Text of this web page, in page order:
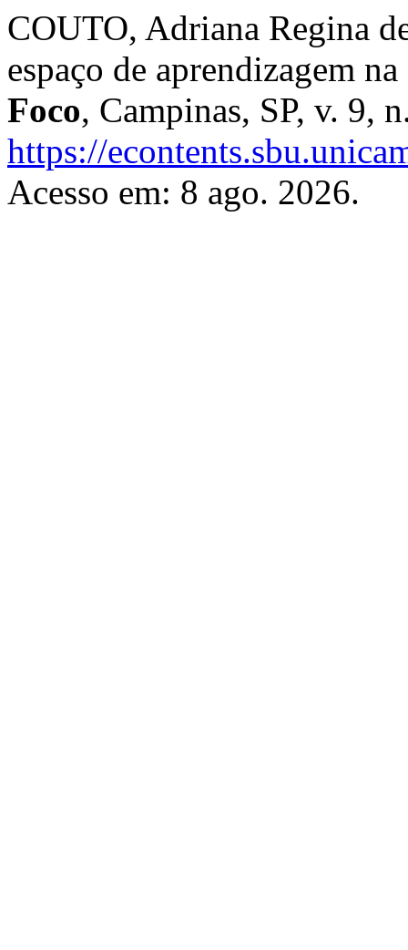
COUTO, Adriana Regina
espaço de aprendizagem
Foco, Campinas, SP, v. 9,
https://
Acesso em: 8 ago. 2026.